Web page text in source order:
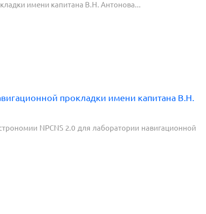
имени капитана В.Н. Антонова...
прокладки имени капитана В.Н.
NPCNS 2.0 для лаборатории навигационной